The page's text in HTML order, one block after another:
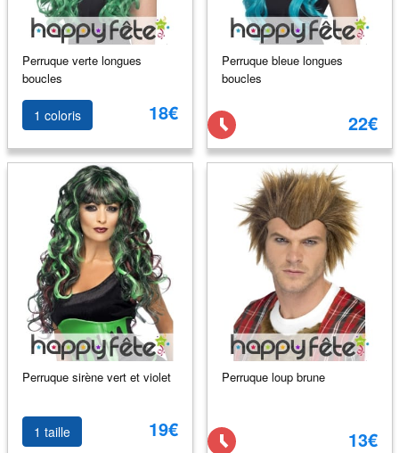
Perruque verte longues
boucles
1 coloris 18€
Perruque bleue longues
boucles
22€
Perruque sirène vert et violet
1 taille 19€
Perruque loup brune
13€